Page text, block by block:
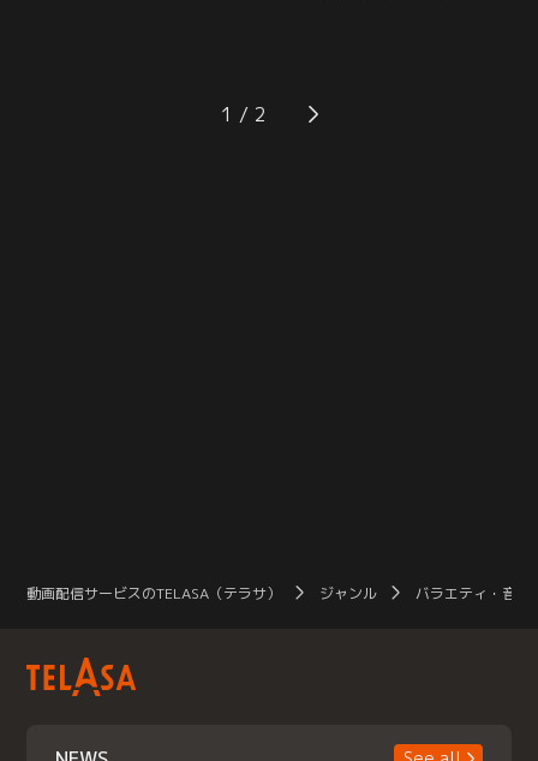
して甦らせるため、相葉ヒロミが立
ち上がる！ボーボーの草木を刈りま
を復活させて地元の子ども達が農業
体験も楽しめる場所にしたい」とい
1
動画配信サービスのTELASA（テラサ） ジャンル バラエティ・音楽